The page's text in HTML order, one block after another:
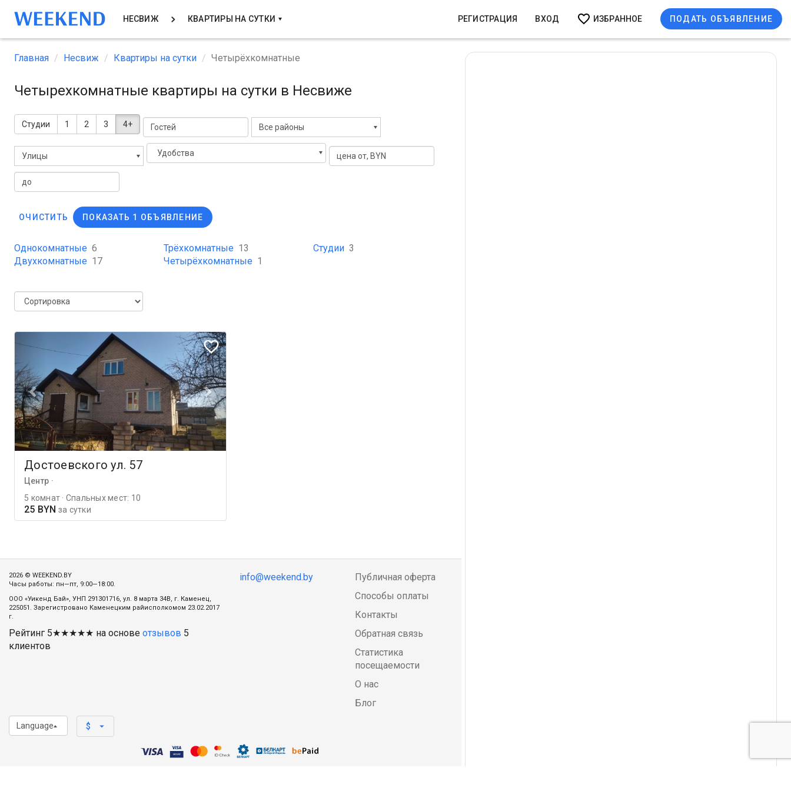
НЕСВИЖ КВАРТИРЫ НА СУТКИ РЕГИСТРАЦИЯ ВХОД ИЗБРАННОЕ ПОДАТЬ ОБЪЯВЛЕНИЕ
Главная Несвиж Квартиры на сутки Четырёхкомнатные
Четырехкомнатные квартиры на сутки в Несвиже
Студии 1 2 3 4+ Все районы
Улицы Удобства
ОЧИСТИТЬ ПОКАЗАТЬ 1 ОБЪЯВЛЕНИЕ
Однокомнатные 6
Двухкомнатные 17
Трёхкомнатные 13
Четырёхкомнатные 1
Студии 3
Достоевского ул. 57
Центр ·
5 комнат · Спальных мест: 10
25 BYN за сутки
2026 © WEEKEND.BY
Часы работы: пн—пт, 9:00—18:00.
ООО «Уикенд Бай», УНП 291301716, ул. 8 марта 34В, г. Каменец,
225051. Зарегистровано Каменецким райисполкомом 23.02.2017
г.
Рейтинг 5★★★★★ на основе отзывов 5
клиентов
info@weekend.by
Публичная оферта
Способы оплаты
Контакты
Обратная связь
Статистика
посещаемости
О нас
Блог
Language $ arrow_drop_down